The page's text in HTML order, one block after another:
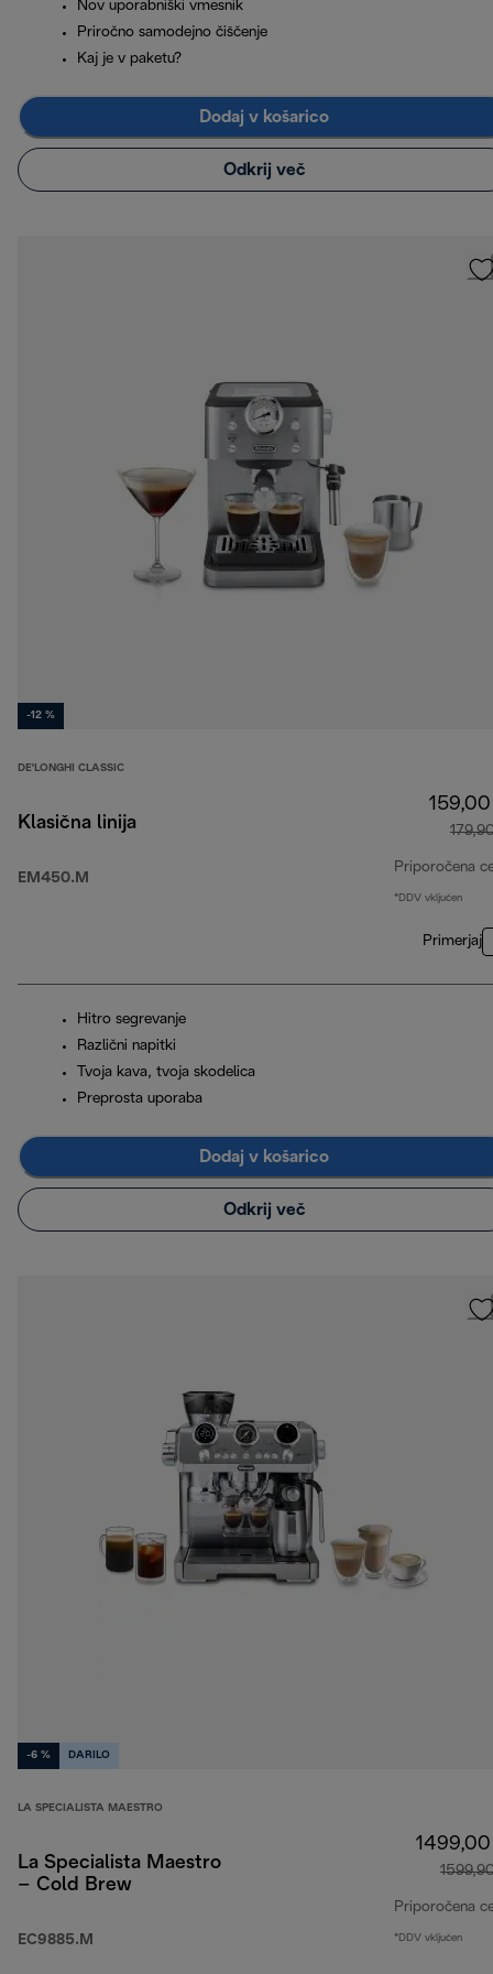
Nov uporabniški vmesnik
Priročno samodejno čiščenje
Kaj je v paketu?
Dodaj v košarico
Odkrij več
-12 %
DE'LONGHI CLASSIC
Klasična linija
EM450.M
Priporočena
*DDV vključen
Primerjaj
Hitro segrevanje
Različni napitki
Tvoja kava, tvoja skodelica
Preprosta uporaba
Dodaj v košarico
Odkrij več
-6 % DARILO
LA SPECIALISTA MAESTRO
La Specialista Maestro
– Cold Brew
EC9885.M
Priporočena
*DDV vključen